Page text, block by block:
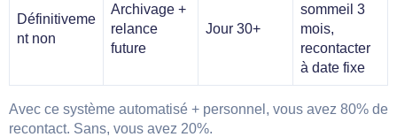
Définitiveme
nt non
Archivage +
relance
future
Jour 30+
sommeil 3
mois,
recontacter
à date fixe
Avec ce système automatisé + personnel, vous avez 80% de
recontact. Sans, vous avez 20%.